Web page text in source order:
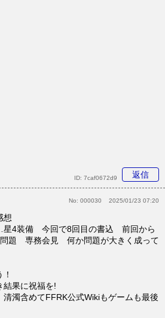
返信
ID: 7caf0672d9
No: 000030 2025/01/23 07:20
想
星4装備 今回で8回目の書込 前回から
題 専務会見 何か問題が大きく成って
結果に祝福を!
濁含めてFFRK公式Wikiもゲームも最後